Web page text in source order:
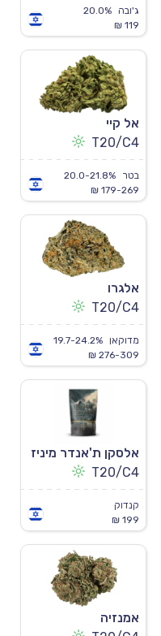
ג'ובה
20.0%
119 ₪
אל קיי
T20/C4
בטר
20.0-21.8%
179-269 ₪
אלגרו
T20/C4
מדוקאן
19.7-24.2%
276-309 ₪
אלסקן ת'אנדר מיניז
T20/C4
קנדוק
199 ₪
אמנזיה